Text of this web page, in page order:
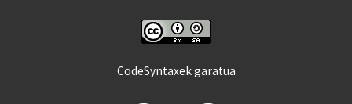
CodeSyntaxek garatua